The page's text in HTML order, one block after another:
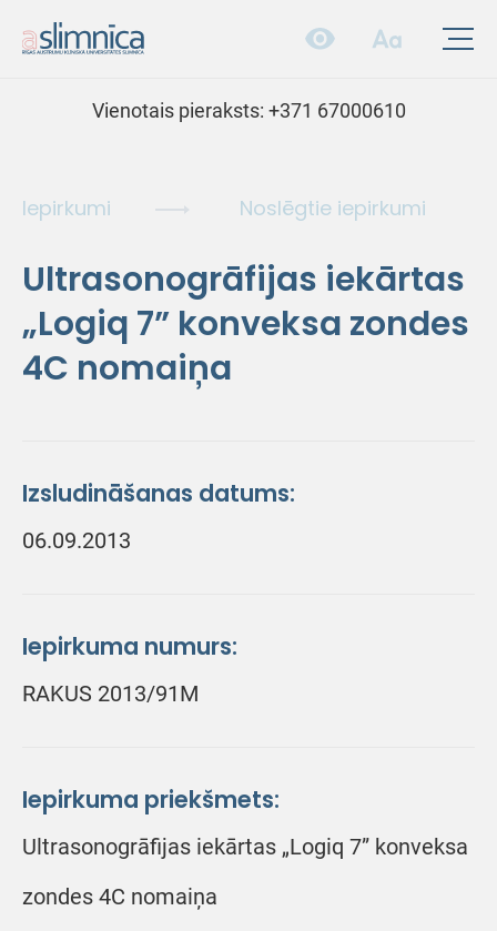
Vienotais pieraksts: +371 67000610
Iepirkumi Noslēgtie iepirkumi
Ultrasonogrāfijas iekārtas
„Logiq 7” konveksa zondes
4C nomaiņa
Izsludināšanas datums:
06.09.2013
Iepirkuma numurs:
RAKUS 2013/91M
Iepirkuma priekšmets:
Ultrasonogrāfijas iekārtas „Logiq 7” konveksa
zondes 4C nomaiņa